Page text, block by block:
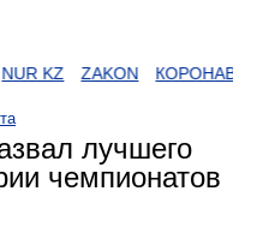
KZ ZAKON
лучшего
чемпионатов